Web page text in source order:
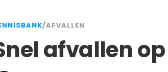
/AFVALLEN
afvallen